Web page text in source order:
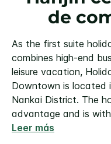
de
As the first suite
combines high-end
leisure vacation,
Downtown is located
Nankai District. The
advantage and is
Leer más